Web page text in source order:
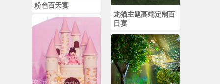
龙猫主题高端定制百
日宴
粉色百天宴